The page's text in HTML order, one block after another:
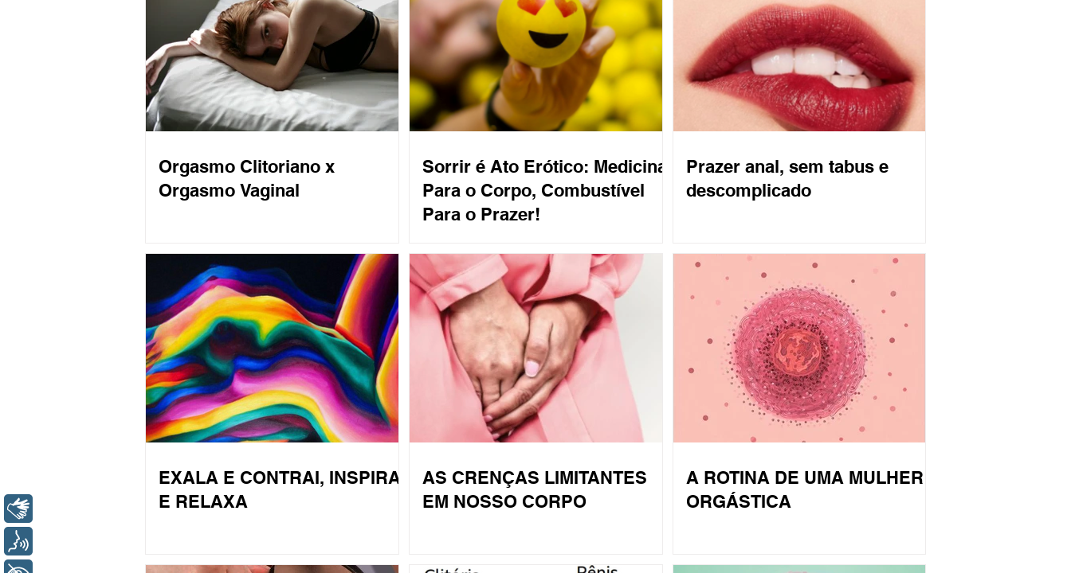
Orgasmo Clitoriano x
Orgasmo Vaginal
Sorrir é Ato Erótico: Medicina
Para o Corpo, Combustível
Para o Prazer!
Prazer anal, sem tabus e
descomplicado
EXALA E CONTRAI, INSPIRA
E RELAXA
AS CRENÇAS LIMITANTES
EM NOSSO CORPO
A ROTINA DE UMA MULHER
ORGÁSTICA